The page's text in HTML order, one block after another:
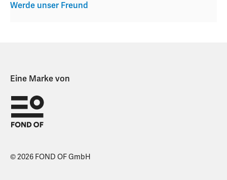
Werde unser Freund
Eine Marke von
© 2026 FOND OF GmbH